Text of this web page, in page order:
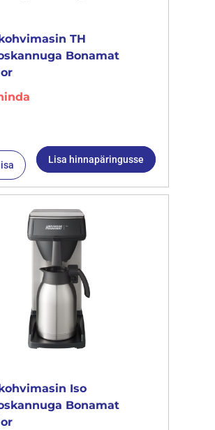
TH
Bonamat
Lisa hinnapäringusse
Iso
Bonamat